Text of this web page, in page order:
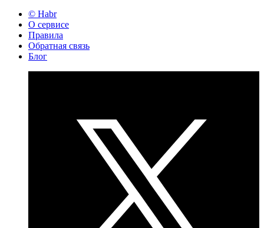
© Habr
О сервисе
Правила
Обратная связь
Блог